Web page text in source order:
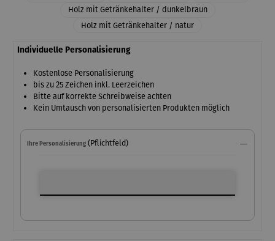
Holz mit Getränkehalter / dunkelbraun
Holz mit Getränkehalter / natur
Individuelle Personalisierung
Kostenlose Personalisierung
bis zu 25 Zeichen inkl. Leerzeichen
Bitte auf korrekte Schreibweise achten
Kein Umtausch von personalisierten Produkten möglich
Ihre Personalisierung (Pflichtfeld)